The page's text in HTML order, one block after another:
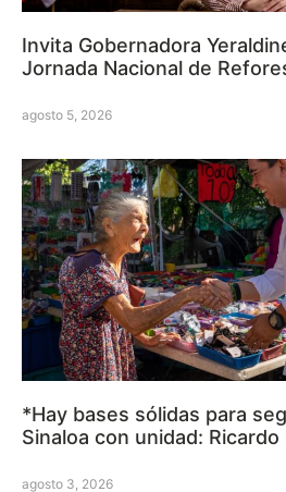
Invita Gobernadora
Jornada Nacional de
agosto 5, 2026
*Hay bases sólidas para
Sinaloa con unidad:
agosto 3, 2026